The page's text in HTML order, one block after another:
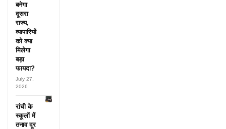
बनेगा
दूसरा
राज्य,
व्यापारियों
को क्या
मिलेगा
बड़ा
फायदा?
July 27,
2026
रांची के
स्कूलों में
तनाव दूर